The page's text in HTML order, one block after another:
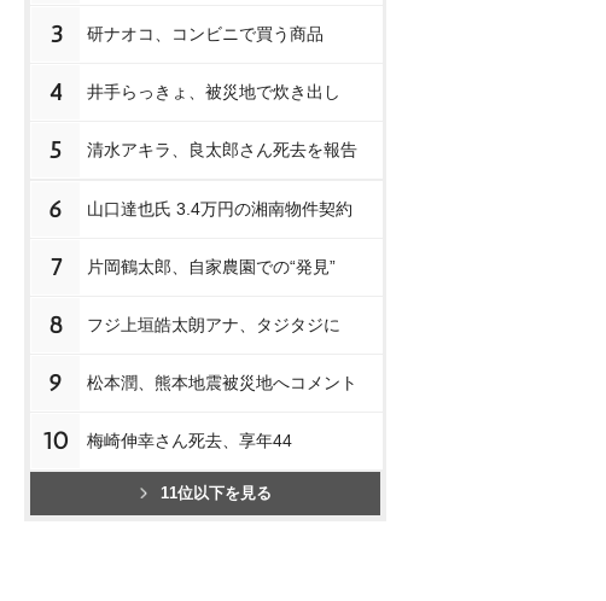
3 研ナオコ、コンビニで買う商品
4 井手らっきょ、被災地で炊き出し
5 清水アキラ、良太郎さん死去を報告
6 山口達也氏 3.4万円の湘南物件契約
7 片岡鶴太郎、自家農園での“発見”
8 フジ上垣皓太朗アナ、タジタジに
9 松本潤、熊本地震被災地へコメント
10 梅崎伸幸さん死去、享年44
11位以下を見る